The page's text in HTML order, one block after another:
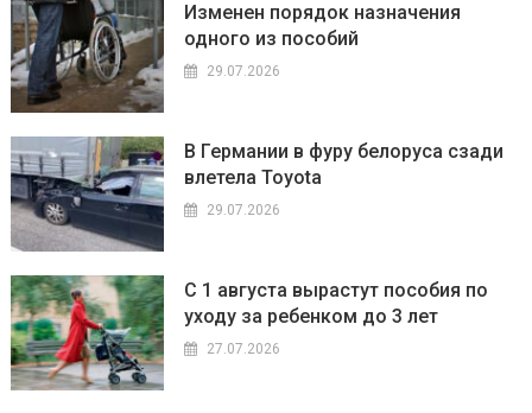
Изменен порядок назначения
одного из пособий
29.07.2026
В Германии в фуру белоруса сзади
влетела Toyota
29.07.2026
С 1 августа вырастут пособия по
уходу за ребенком до 3 лет
27.07.2026